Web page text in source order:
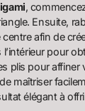
,
Ensuite,
afin de
pour
plis pour affiner
maîtriser
élégant à